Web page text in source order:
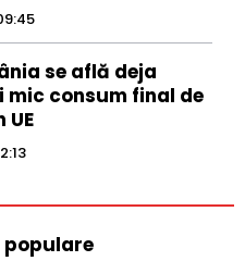
se află deja
mic consum final de